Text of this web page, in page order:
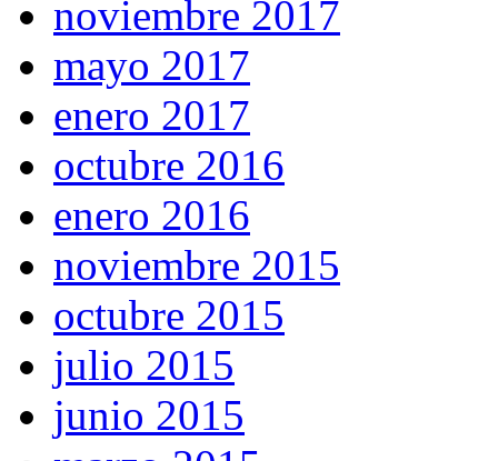
noviembre 2017
mayo 2017
enero 2017
octubre 2016
enero 2016
noviembre 2015
octubre 2015
julio 2015
junio 2015